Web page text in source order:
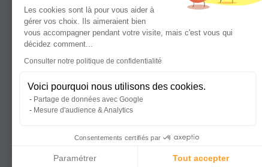
Leader dans la distribution de plaques
pour professionnels.
Les cookies sont là pour vous aider à
gérer vos choix. Ils aimeraient bien
vous accompagner pendant votre visite, mais c'est vous qui
décidez comment...
Consulter notre politique de confidentialité
Voici pourquoi nous utilisons des cookies.
Partage de données avec Google
Mesure d'audience & Analytics
Consentements certifiés par
Paramétrer Tout accepter